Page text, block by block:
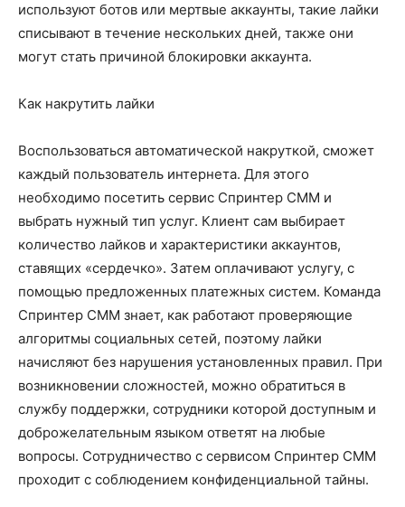
используют ботов или мертвые аккаунты, такие лайки
списывают в течение нескольких дней, также они
могут стать причиной блокировки аккаунта.
Как накрутить лайки
Воспользоваться автоматической накруткой, сможет
каждый пользователь интернета. Для этого
необходимо посетить сервис Спринтер СММ и
выбрать нужный тип услуг. Клиент сам выбирает
количество лайков и характеристики аккаунтов,
ставящих «сердечко». Затем оплачивают услугу, с
помощью предложенных платежных систем. Команда
Спринтер СММ знает, как работают проверяющие
алгоритмы социальных сетей, поэтому лайки
начисляют без нарушения установленных правил. При
возникновении сложностей, можно обратиться в
службу поддержки, сотрудники которой доступным и
доброжелательным языком ответят на любые
вопросы. Сотрудничество с сервисом Спринтер СММ
проходит с соблюдением конфиденциальной тайны.